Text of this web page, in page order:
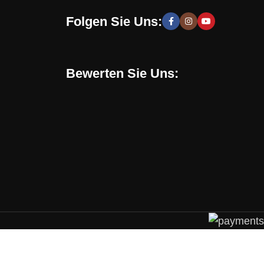
und stilvolle Lösungen, die Sie zur Schaffung
zu entwickeln. Sie erhalten speziell für Sie
Shop verwenden. Mit uns können Sie eine
Folgen Sie Uns:
Bewerten Sie Uns: